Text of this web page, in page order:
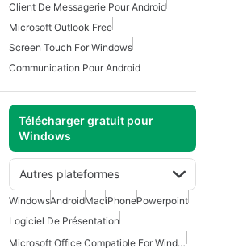
Client De Messagerie Pour Android
Microsoft Outlook Free
Screen Touch For Windows
Communication Pour Android
Télécharger gratuit pour
Windows
Autres plateformes
WindowsAndroidMaciPhonePowerpoint
Logiciel De Présentation
Microsoft Office Compatible For Windows 7